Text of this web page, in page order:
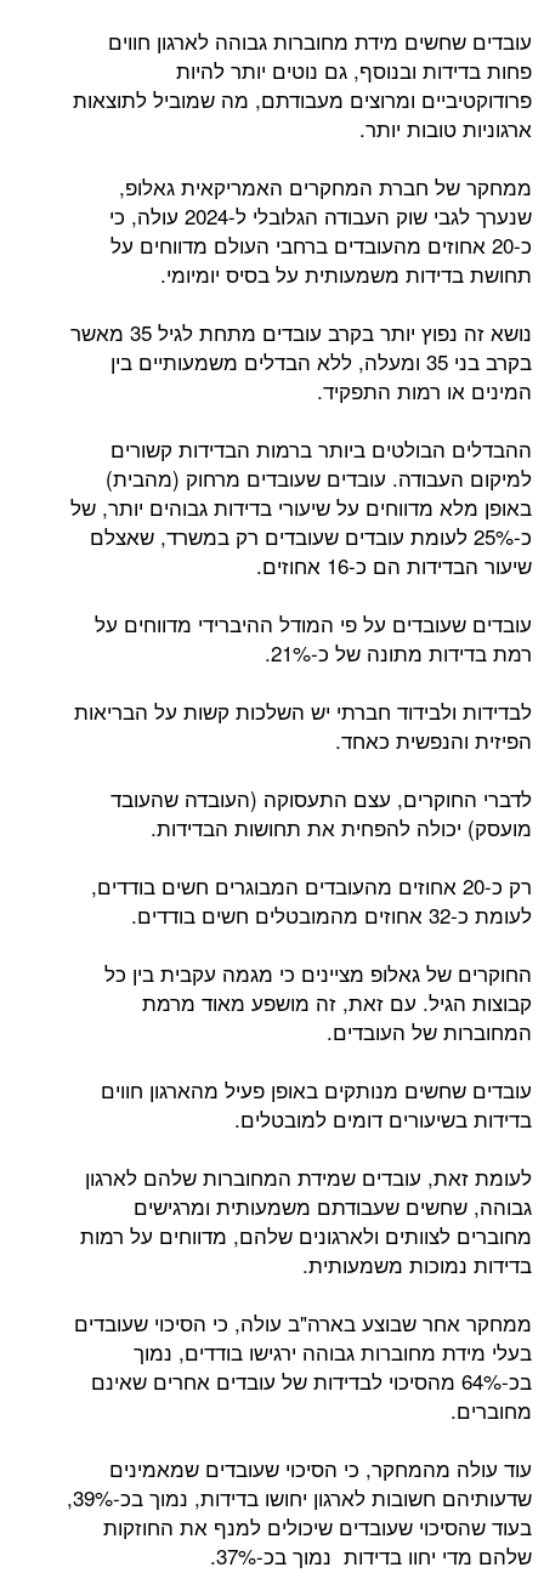
עובדים שחשים מידת מחוברות גבוהה לארגון חווים
פחות בדידות ובנוסף, גם נוטים יותר להיות
פרודוקטיביים ומרוצים מעבודתם, מה שמוביל לתוצאות
ארגוניות טובות יותר.
ממחקר של חברת המחקרים האמריקאית גאלופ,
שנערך לגבי שוק העבודה הגלובלי ל-2024 עולה, כי
כ-20 אחוזים מהעובדים ברחבי העולם מדווחים על
תחושת בדידות משמעותית על בסיס יומיומי.
נושא זה נפוץ יותר בקרב עובדים מתחת לגיל 35 מאשר
בקרב בני 35 ומעלה, ללא הבדלים משמעותיים בין
המינים או רמות התפקיד.
ההבדלים הבולטים ביותר ברמות הבדידות קשורים
למיקום העבודה. עובדים שעובדים מרחוק (מהבית)
באופן מלא מדווחים על שיעורי בדידות גבוהים יותר, של
כ-25% לעומת עובדים שעובדים רק במשרד, שאצלם
שיעור הבדידות הם כ-16 אחוזים.
עובדים שעובדים על פי המודל ההיברידי מדווחים על
רמת בדידות מתונה של כ-21%.
לבדידות ולבידוד חברתי יש השלכות קשות על הבריאות
הפיזית והנפשית כאחד.
לדברי החוקרים, עצם התעסוקה (העובדה שהעובד
מועסק) יכולה להפחית את תחושות הבדידות.
רק כ-20 אחוזים מהעובדים המבוגרים חשים בודדים,
לעומת כ-32 אחוזים מהמובטלים חשים בודדים.
החוקרים של גאלופ מציינים כי מגמה עקבית בין כל
קבוצות הגיל. עם זאת, זה מושפע מאוד מרמת
המחוברות של העובדים.
עובדים שחשים מנותקים באופן פעיל מהארגון חווים
בדידות בשיעורים דומים למובטלים.
לעומת זאת, עובדים שמידת המחוברות שלהם לארגון
גבוהה, שחשים שעבודתם משמעותית ומרגישים
מחוברים לצוותים ולארגונים שלהם, מדווחים על רמות
בדידות נמוכות משמעותית.
ממחקר אחר שבוצע בארה"ב עולה, כי הסיכוי שעובדים
בעלי מידת מחוברות גבוהה ירגישו בודדים, נמוך
בכ-64% מהסיכוי לבדידות של עובדים אחרים שאינם
מחוברים.
עוד עולה מהמחקר, כי הסיכוי שעובדים שמאמינים
שדעותיהם חשובות לארגון יחושו בדידות, נמוך בכ-39%,
בעוד שהסיכוי שעובדים שיכולים למנף את החוזקות
שלהם מדי יחוו בדידות נמוך בכ-37%.